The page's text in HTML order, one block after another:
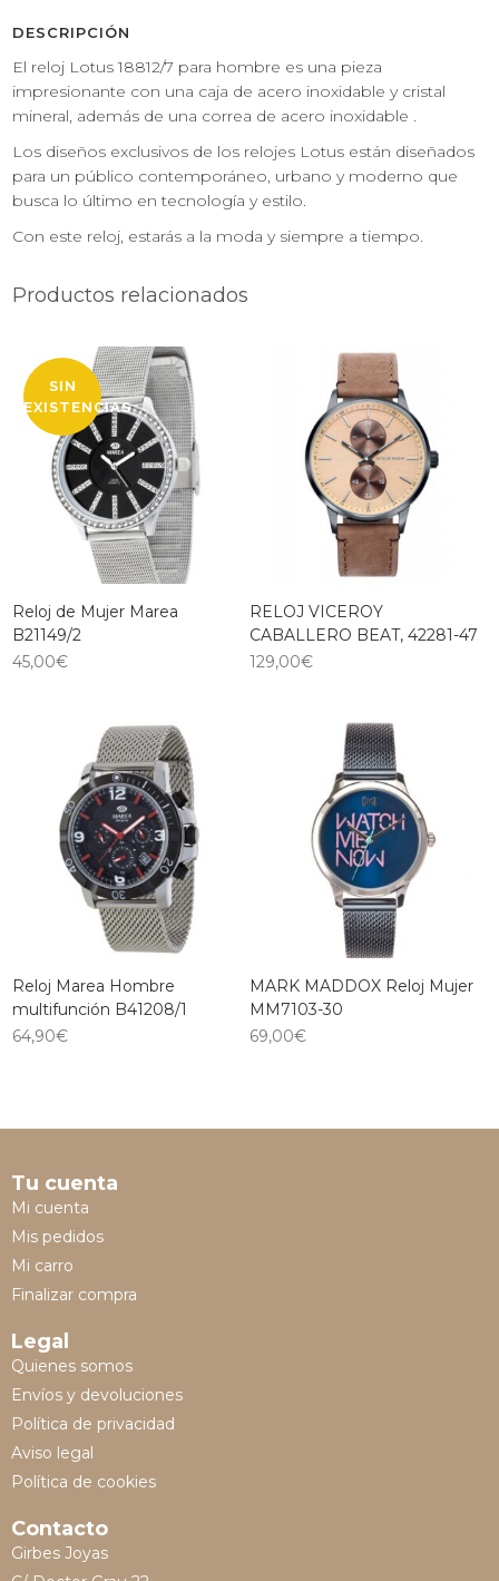
DESCRIPCIÓN
El reloj Lotus 18812/7 para hombre es una pieza
impresionante con una caja de acero inoxidable y cristal
mineral, además de una correa de acero inoxidable .
Los diseños exclusivos de los relojes Lotus están diseñados
para un público contemporáneo, urbano y moderno que
busca lo último en tecnología y estilo.
Con este reloj, estarás a la moda y siempre a tiempo.
Productos relacionados
SIN
EXISTENCIAS
Reloj de Mujer Marea
B21149/2
45,00€
RELOJ VICEROY
CABALLERO BEAT, 42281-47
129,00€
Reloj Marea Hombre
multifunción B41208/1
64,90€
MARK MADDOX Reloj Mujer
MM7103-30
69,00€
Tu cuenta
Mi cuenta
Mis pedidos
Mi carro
Finalizar compra
Legal
Quienes somos
Envíos y devoluciones
Política de privacidad
Aviso legal
Política de cookies
Contacto
Girbes Joyas